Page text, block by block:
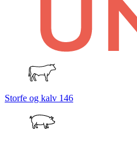
Storfe og kalv 146